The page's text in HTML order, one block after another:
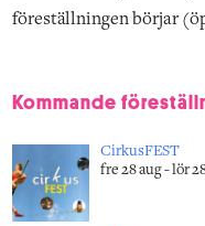
föreställningen börjar
Kommande
CirkusFEST
fre 28 aug - lör